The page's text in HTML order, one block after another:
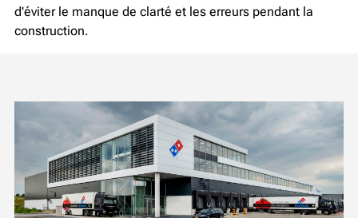
d'éviter le manque de clarté et les erreurs pendant la
construction.